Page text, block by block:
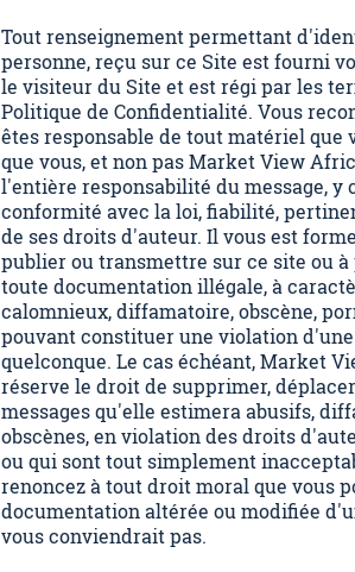
Tout renseignement permettant
personne, reçu sur ce Site est fourni
le visiteur du Site et est régi par les
Politique de Confidentialité. Vous
êtes responsable de tout matériel que
que vous, et non pas Market View
l'entière responsabilité du message, y
conformité avec la loi, fiabilité,
de ses droits d'auteur. Il vous est
publier ou transmettre sur ce site ou
toute documentation illégale, à
calomnieux, diffamatoire, obscène,
pouvant constituer une violation
quelconque. Le cas échéant, Market
réserve le droit de supprimer,
messages qu'elle estimera abusifs,
obscènes, en violation des droits
ou qui sont tout simplement
renoncez à tout droit moral que vous
documentation altérée ou modifiée
vous conviendrait pas.